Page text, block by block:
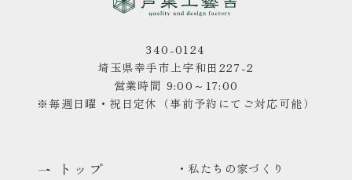
340-0124
埼玉県幸手市上宇和田227-2
営業時間 9:00～17:00
※毎週日曜・祝日定休（事前予約にてご対応可能）
トップ
・私たちの家づくり